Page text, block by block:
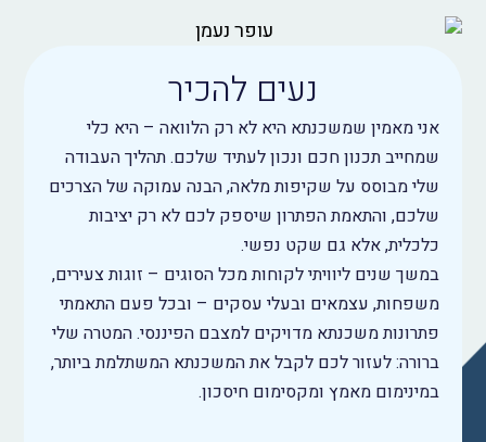
נעים להכיר
אני מאמין שמשכנתא היא לא רק הלוואה – היא כלי
שמחייב תכנון חכם ונכון לעתיד שלכם. תהליך העבודה
שלי מבוסס על שקיפות מלאה, הבנה עמוקה של הצרכים
שלכם, והתאמת הפתרון שיספק לכם לא רק יציבות
כלכלית, אלא גם שקט נפשי.
במשך שנים ליוויתי לקוחות מכל הסוגים – זוגות צעירים,
משפחות, עצמאים ובעלי עסקים – ובכל פעם התאמתי
פתרונות משכנתא מדויקים למצבם הפיננסי. המטרה שלי
ברורה: לעזור לכם לקבל את המשכנתא המשתלמת ביותר,
במינימום מאמץ ומקסימום חיסכון.